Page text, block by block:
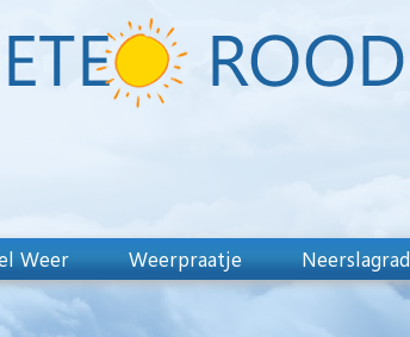
Weer Weerpraatje